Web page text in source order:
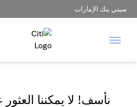
سيتي بنك الإمارات
نأسف! لا يمكننا